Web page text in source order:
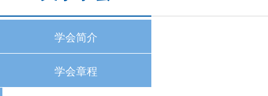
学会简介
学会章程